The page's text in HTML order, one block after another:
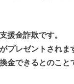
援金詐欺です。
プレゼントされま
金できるとのこと